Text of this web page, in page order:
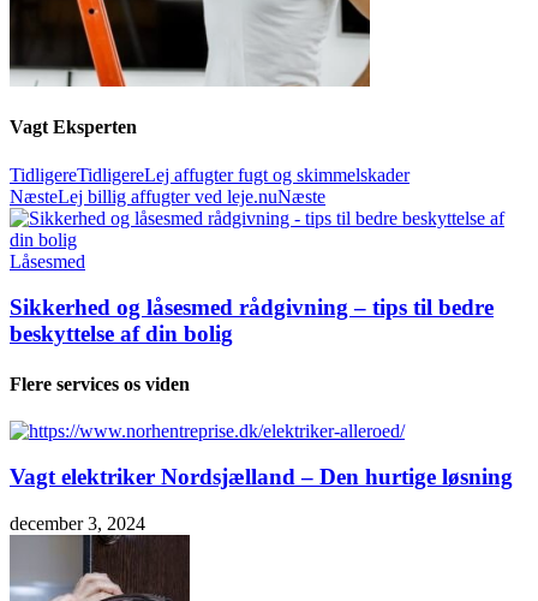
Vagt Eksperten
TidligereTidligereLej affugter fugt og skimmelskader
NæsteLej billig affugter ved leje.nuNæste
Låsesmed
Sikkerhed og låsesmed rådgivning – tips til bedre
beskyttelse af din bolig
Flere services os viden
Vagt elektriker Nordsjælland – Den hurtige løsning
december 3, 2024